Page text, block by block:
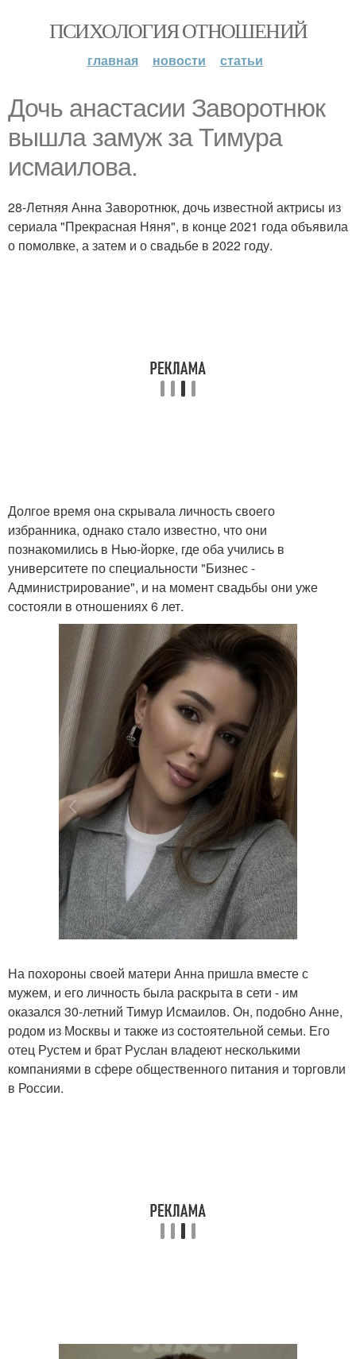
ПСИХОЛОГИЯ ОТНОШЕНИЙ
главная новости статьи
Дочь анастасии Заворотнюк
вышла замуж за Тимура
исмаилова.
28-Летняя Анна Заворотнюк, дочь известной актрисы из
сериала "Прекрасная Няня", в конце 2021 года объявила
о помолвке, а затем и о свадьбе в 2022 году.
Долгое время она скрывала личность своего
избранника, однако стало известно, что они
познакомились в Нью-йорке, где оба учились в
университете по специальности "Бизнес -
Администрирование", и на момент свадьбы они уже
состояли в отношениях 6 лет.
На похороны своей матери Анна пришла вместе с
мужем, и его личность была раскрыта в сети - им
оказался 30-летний Тимур Исмаилов. Он, подобно Анне,
родом из Москвы и также из состоятельной семьи. Его
отец Рустем и брат Руслан владеют несколькими
компаниями в сфере общественного питания и торговли
в России.